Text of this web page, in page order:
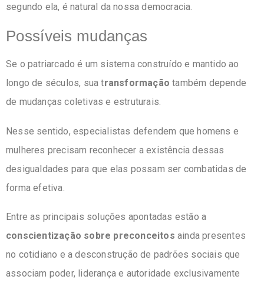
segundo ela, é natural da nossa democracia.
Possíveis mudanças
Se o patriarcado é um sistema construído e mantido ao
longo de séculos, sua transformação também depende
de mudanças coletivas e estruturais.
Nesse sentido, especialistas defendem que homens e
mulheres precisam reconhecer a existência dessas
desigualdades para que elas possam ser combatidas de
forma efetiva.
Entre as principais soluções apontadas estão a
conscientização sobre preconceitos ainda presentes
no cotidiano e a desconstrução de padrões sociais que
associam poder, liderança e autoridade exclusivamente